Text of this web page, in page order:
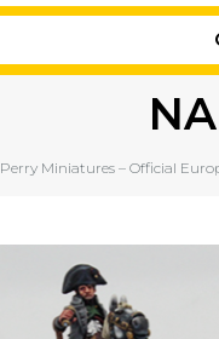
Perry Miniatures – Official